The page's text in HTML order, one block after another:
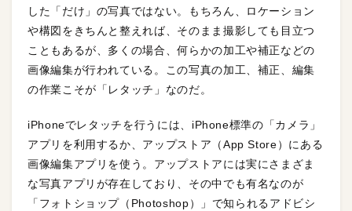
した「だけ」の写真ではない。もちろん、ロケーション
や構図をきちんと整えれば、そのまま撮影しても目立つ
こともあるが、多くの場合、何らかの加工や補正などの
画像編集が行われている。この写真の加工、補正、編集
の作業こそが「レタッチ」なのだ。
iPhoneでレタッチを行うには、iPhone標準の「カメラ」
アプリを利用するか、アップストア（App Store）にある
画像編集アプリを使う。アップストアには実にさまざま
な写真アプリが存在しており、その中でも有名なのが
「フォトショップ（Photoshop）」で知られるアドビシ